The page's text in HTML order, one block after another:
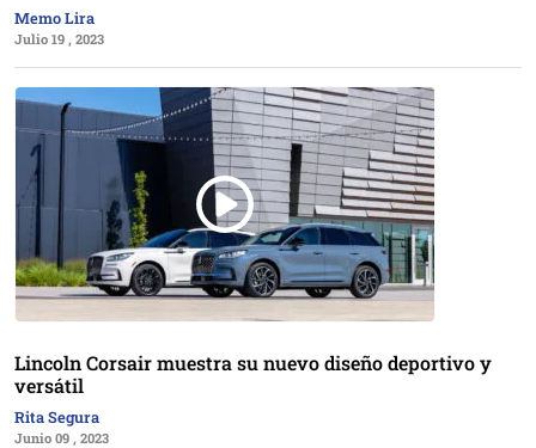
Memo Lira
Julio 19 , 2023
Lincoln Corsair muestra su nuevo diseño deportivo y
versátil
Rita Segura
Junio 09 , 2023